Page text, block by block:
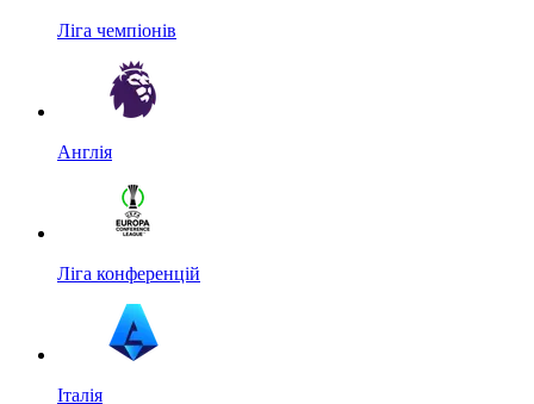
Ліга чемпіонів
Англія
Ліга конференцій
Італія